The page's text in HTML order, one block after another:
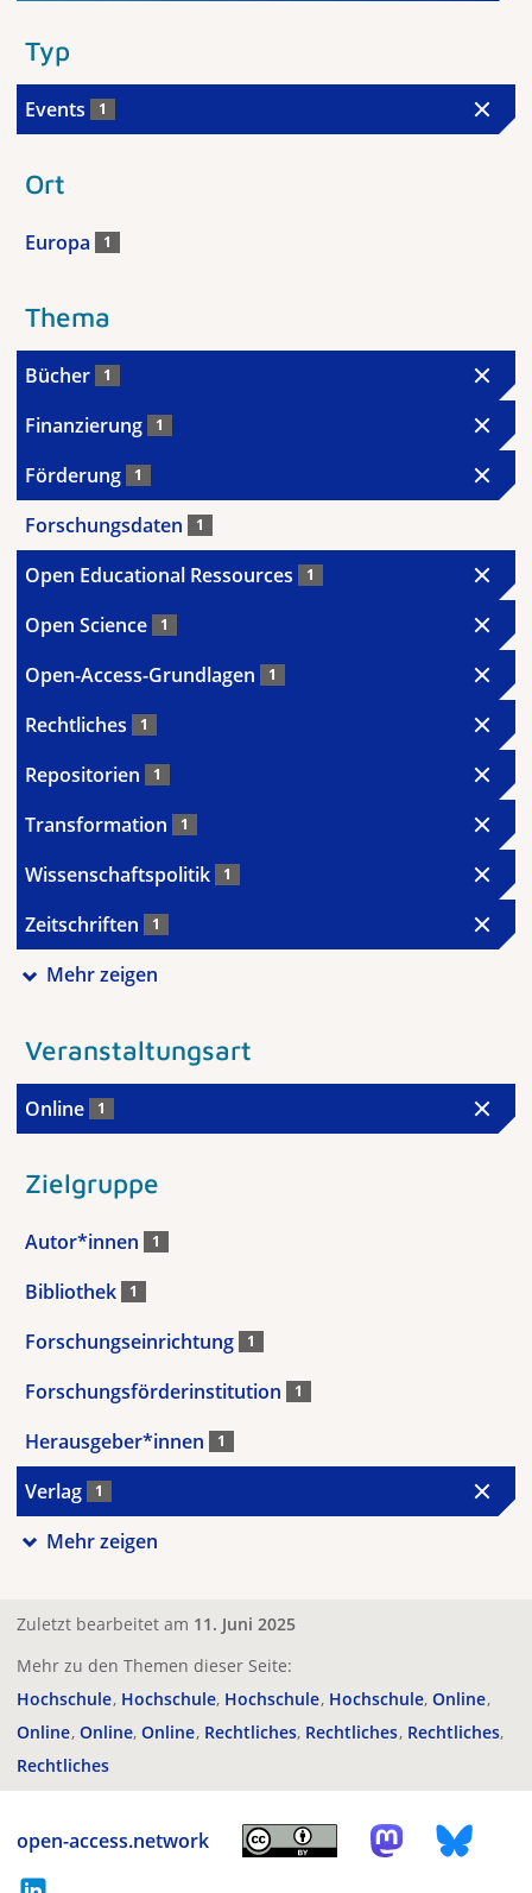
Typ
Events 1
Ort
Europa 1
Thema
Bücher 1
Finanzierung 1
Förderung 1
Forschungsdaten 1
Open Educational Ressources 1
Open Science 1
Open-Access-Grundlagen 1
Rechtliches 1
Repositorien 1
Transformation 1
Wissenschaftspolitik 1
Zeitschriften 1
Mehr zeigen
Veranstaltungsart
Online 1
Zielgruppe
Autor*innen 1
Bibliothek 1
Forschungseinrichtung 1
Forschungsförderinstitution 1
Herausgeber*innen 1
Verlag 1
Mehr zeigen
Zuletzt bearbeitet am 11. Juni 2025
Mehr zu den Themen dieser Seite:
Hochschule Hochschule Hochschule Hochschule Online
Online Online Online Rechtliches Rechtliches Rechtliches
Rechtliches
open-access.network